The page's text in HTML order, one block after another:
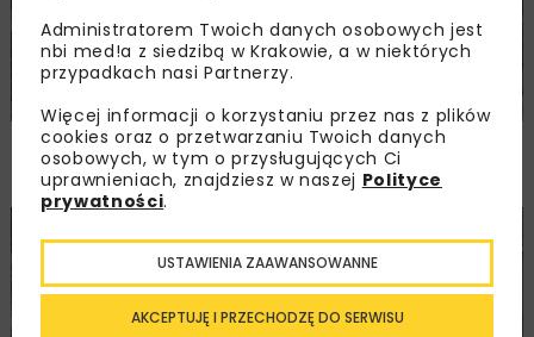
PKP PLK ogłosiły przetarg na odcinek Gdów
– Szczyrzyc projektu Podłęże–Piekiełko
DROGI INWESTYCJE WIADOMOŚCI
Administratorem Twoich danych osobowych jest
nbi med!a z siedzibą w Krakowie, a w niektórych
przypadkach nasi Partnerzy.
Więcej informacji o korzystaniu przez nas z plików
cookies oraz o przetwarzaniu Twoich danych
osobowych, w tym o przysługujących Ci
uprawnieniach, znajdziesz w naszej Polityce
prywatności.
AKCEPTUJĘ I PRZECHODZĘ DO SERWISU
USTAWIENIA ZAAWANSOWANNE